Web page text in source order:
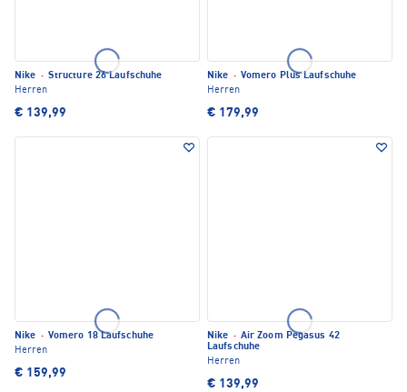
Nike · Structure 26 Laufschuhe
Herren
€ 139,99
Nike · Vomero Plus Laufschuhe
Herren
€ 179,99
Nike · Vomero 18 Laufschuhe
Herren
€ 159,99
Nike · Air Zoom Pegasus 42
Laufschuhe
Herren
€ 139,99